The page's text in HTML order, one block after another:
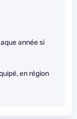
année si
en région